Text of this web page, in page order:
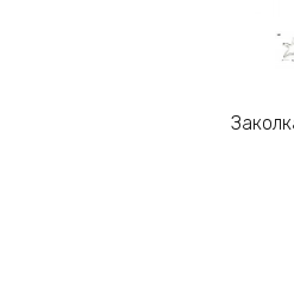
Заколка-краб для волос из металла